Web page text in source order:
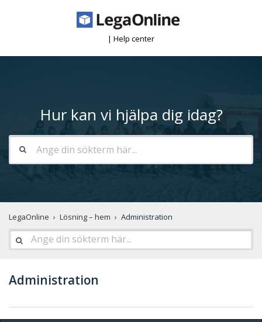
| Help center
Hur kan vi hjälpa dig idag?
LegaOnline Lösning – hem Administration
Administration